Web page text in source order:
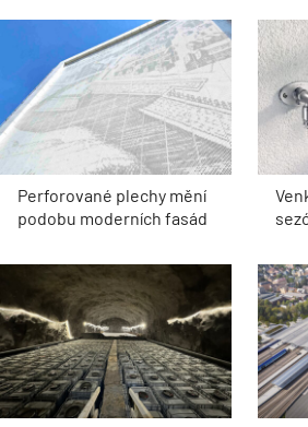
Perforované plechy mění
podobu moderních fasád